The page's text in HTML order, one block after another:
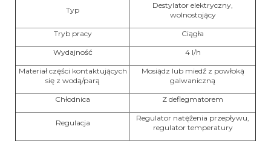
Typ
Destylator elektryczny,
wolnostojący
Tryb pracy Ciągła
Wydajność 4 l/h
Materiał części kontaktujących
się z wodą/parą
Mosiądz lub miedź z powłoką
galwaniczną
Chłodnica Z deflegmatorem
Regulacja
Regulator natężenia przepływu,
regulator temperatury